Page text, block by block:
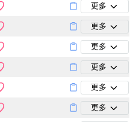
清除全部分類
搜尋
更多
更多
更多
更多
更多
更多